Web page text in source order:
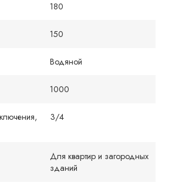
180
150
Водяной
1000
3/4
Для квартир и загородных
зданий